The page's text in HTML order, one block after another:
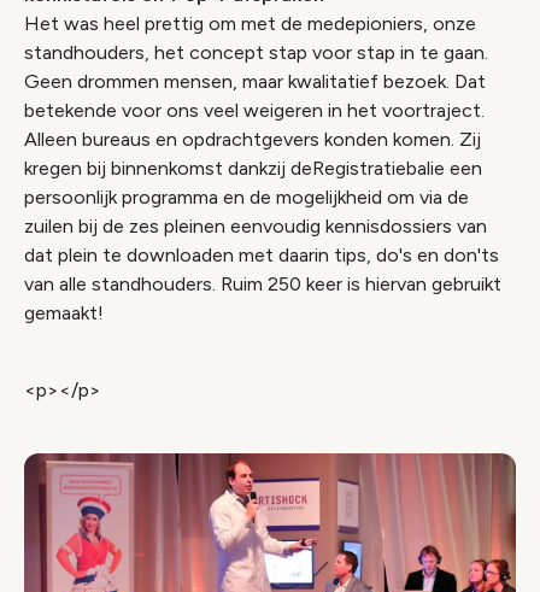
Het was heel prettig om met de medepioniers, onze
standhouders, het concept stap voor stap in te gaan.
Geen drommen mensen, maar kwalitatief bezoek. Dat
betekende voor ons veel weigeren in het voortraject.
Alleen bureaus en opdrachtgevers konden komen. Zij
kregen bij binnenkomst dankzij deRegistratiebalie een
persoonlijk programma en de mogelijkheid om via de
zuilen bij de zes pleinen eenvoudig kennisdossiers van
dat plein te downloaden met daarin tips, do's en don'ts
van alle standhouders. Ruim 250 keer is hiervan gebruikt
gemaakt!
<p></p>